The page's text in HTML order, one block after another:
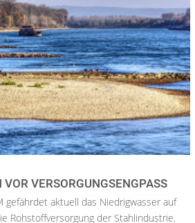
VERSORGUNGSENGPASS
gefährdet aktuell das Niedrigwasser auf
Rohstoffversorgung der Stahlindustrie.